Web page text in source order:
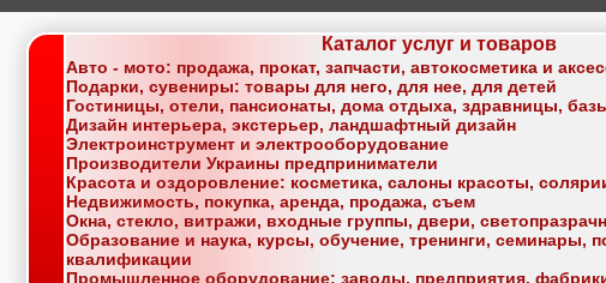
Каталог услуг и товаров
Авто - мото: продажа, прокат, запчасти, автокосметика и
Подарки, сувениры: товары для него, для нее, для детей
Гостиницы, отели, пансионаты, дома отдыха, здравницы,
Дизайн интерьера, экстерьер, ландшафтный дизайн
Электроинструмент и электрооборудование
Производители Украины предприниматели
Красота и оздоровление: косметика, салоны красоты,
Недвижимость, покупка, аренда, продажа, съем
Окна, стекло, витражи, входные группы, двери,
Образование и наука, курсы, обучение, тренинги, семинары,
квалификации
Промышленное оборудование: заводы, предприятия,